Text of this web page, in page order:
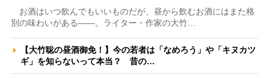
お酒はいつ飲んでもいいものだが、昼から飲むお酒にはまた格
別の味わいがある――。ライター・作家の大竹…
【大竹聡の昼酒御免！】今の若者は「なめろう」や「キヌカツ
ギ」を知らないって本当？ 昔の…